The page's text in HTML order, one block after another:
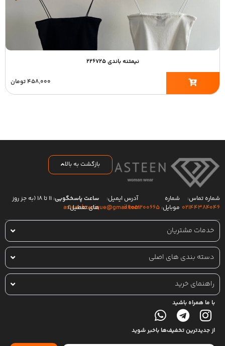
نیمتنه باندی ۲۲۶۷۲۵
۴۵۸,۰۰۰تومان
بازگشت به بالا
شماره تماس:
۰۲۱۴۴۳۸۴۰۴۶
شماره
موبایل: ۰۹۰۵۱۲۰۰۶۶۵
آدرس ایمیل:
asteenboutique@gmail.com
ساعت پاسخگویی:
۱۱ تا ۱۸ (به جز روز
های تعطیل)
خدمات مشتریان
دسته بندی های اصلی
راهنمای خرید
با ما همراه باشید
از جدیدترین تخفیف‌ها باخبر شوید